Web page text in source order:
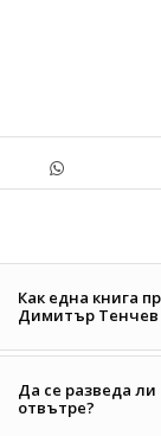
Как една книга
Димитър Тенчев
Да се разведа
отвътре?